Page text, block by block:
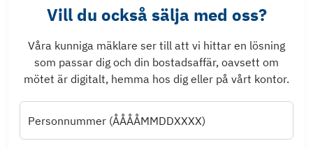
Vill du också sälja med oss?
Våra kunniga mäklare ser till att vi hittar en lösning
som passar dig och din bostadsaffär, oavsett om
mötet är digitalt, hemma hos dig eller på vårt kontor.
Personnummer (ÅÅÅÅMMDDXXXX)